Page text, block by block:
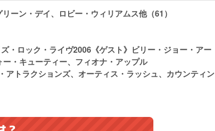
ーン・デイ、ロビー・ウィリアムス他（61）
・ロック・ライヴ2006《ゲスト》ビリー・ジョー・アー
・キューティー、フィオナ・アップル
トラクションズ、オーティス・ラッシュ、カウンティン